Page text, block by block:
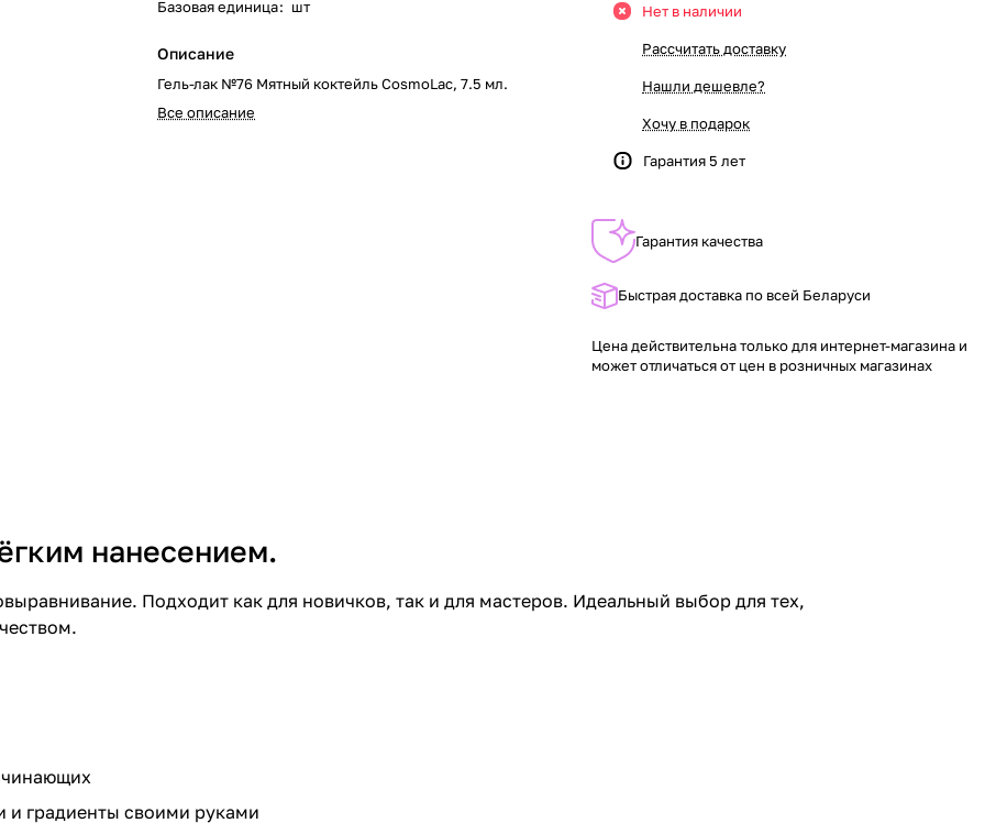
Базовая единица: шт
Описание
Гель-лак №76 Мятный коктейль CosmoLac, 7.5 мл.
Все описание
Нет в наличии
Рассчитать доставку
Нашли дешевле?
Хочу в подарок
Гарантия 5 лет
Гарантия качества
Быстрая доставка по всей Беларуси
Цена действительна только для интернет-магазина и
может отличаться от цен в розничных магазинах
нанесением.
Подходит как для новичков, так и для мастеров. Идеальный выбор для тех,
и градиенты своими руками